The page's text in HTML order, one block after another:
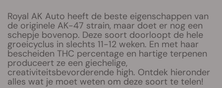
Royal AK Auto heeft de beste eigenschappen van
de originele AK-47 strain, maar doet er nog een
schepje bovenop. Deze soort doorloopt de hele
groeicyclus in slechts 11-12 weken. En met haar
bescheiden THC percentage en hartige terpenen
produceert ze een giechelige,
creativiteitsbevorderende high. Ontdek hieronder
alles wat je moet weten om deze soort te telen!